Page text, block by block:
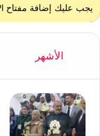
يجب عليك إضافة مفتاح API للطقس من خلال صفحة إعدادات القالب > الدمج
الأشهر